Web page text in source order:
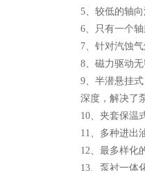
5、 较低的轴
6、
只有一个
7、 针对汽蚀
8、 磁力驱动
9、 半潜悬挂
深度，解决了
10、 夹套保温
11、 多种进出
12、 最多样化
13、 泵衬一体